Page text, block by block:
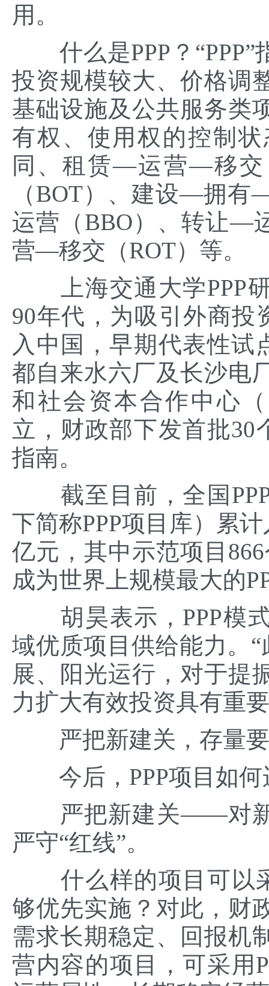
用。
什么是PPP？“PPP”
投资规模较大、价格调
基础设施及公共服务类
有权、使用权的控制
同、租赁—运营—移
（BOT）、建设—拥
运营（BBO）、转让—
营—移交（ROT）等。
上海交通大学PPP研
90年代，为吸引外商投
入中国，早期代表性试
都自来水六厂及长沙电
和社会资本合作中心
立，财政部下发首批30
指南。
截至目前，全国PPP
下简称PPP项目库）累
亿元，其中示范项目
成为世界上规模最大的
胡昊表示，PPP模式
域优质项目供给能力。
展、阳光运行，对于提
力扩大有效投资具有重
严把新建关，存量
今后，PPP项目如何
严把新建关——对新
严守“红线”。
什么样的项目可以采
够优先实施？对此，财
需求长期稳定、回报机
营内容的项目，可采用